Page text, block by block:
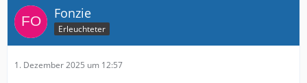
Fonzie
Erleuchteter
1. Dezember 2025 um 12:57